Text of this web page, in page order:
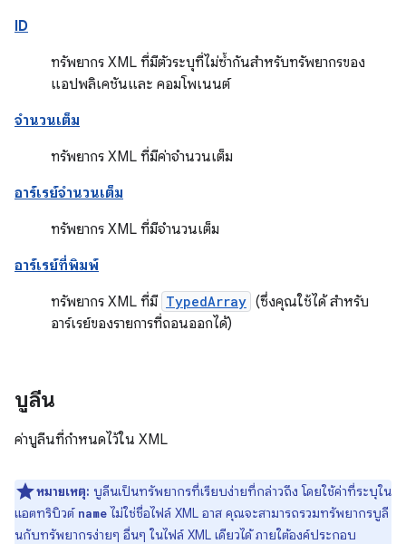
ID
ทรัพยากร XML ที่มีตัวระบุที่ไม่ซ้ำกันสำหรับทรัพยากรของ
แอปพลิเคชันและ คอมโพเนนต์
จำนวนเต็ม
ทรัพยากร XML ที่มีค่าจำนวนเต็ม
อาร์เรย์จำนวนเต็ม
ทรัพยากร XML ที่มีจำนวนเต็ม
อาร์เรย์ที่พิมพ์
ทรัพยากร XML ที่มี TypedArray (ซึ่งคุณใช้ได้ สำหรับ
อาร์เรย์ของรายการที่ถอนออกได้)
บูลีน
ค่าบูลีนที่กำหนดไว้ใน XML
หมายเหตุ: บูลีนเป็นทรัพยากรที่เรียบง่ายที่กล่าวถึง โดยใช้ค่าที่ระบุใน
แอตทริบิวต์ name ไม่ใช่ชื่อไฟล์ XML อาส คุณจะสามารถรวมทรัพยากรบูลี
นกับทรัพยากรง่ายๆ อื่นๆ ในไฟล์ XML เดียวได้ ภายใต้องค์ประกอบ